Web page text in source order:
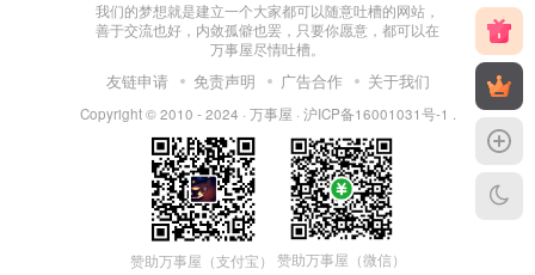
我们的梦想就是建立一个大家都可以随意吐槽的网站，
善于交流也好，内敛孤僻也罢，只要你愿意，都可以在
万事屋尽情吐槽。
友链申请 免责声明 广告合作 关于我们
Copyright © 2010 - 2024 · 万事屋 · 沪ICP备16001031号-1
赞助万事屋（支付宝） 赞助万事屋（微信）